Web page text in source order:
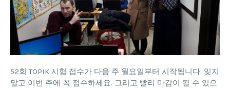
52회 TOPIK 시험 접수가 다음 주 월요일부터 시작됩니다. 잊지
말고 이번 주에 꼭 접수하세요. 그리고 빨리 마감이 될 수 있으